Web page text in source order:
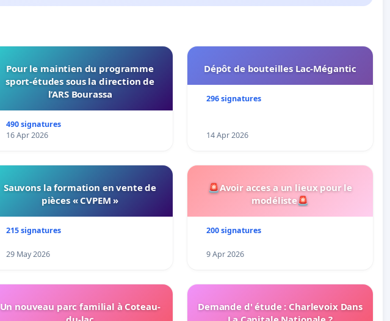
Pour le maintien du programme
sport-études sous la direction de
l’ARS Bourassa
490 signatures
16 Apr 2026
Dépôt de bouteilles Lac-Mégantic
296 signatures
14 Apr 2026
Sauvons la formation en vente de
pièces « CVPEM »
215 signatures
29 May 2026
🚨Avoir acces a un lieux pour le
modéliste🚨
200 signatures
9 Apr 2026
Un nouveau parc familial à Coteau-
Demande d' étude : Charlevoix Dans